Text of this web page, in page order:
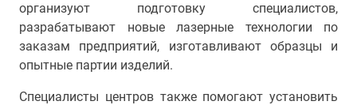
организуют подготовку специалистов,
разрабатывают новые лазерные технологии по
заказам предприятий, изготавливают образцы и
опытные партии изделий.
Специалисты центров также помогают установить